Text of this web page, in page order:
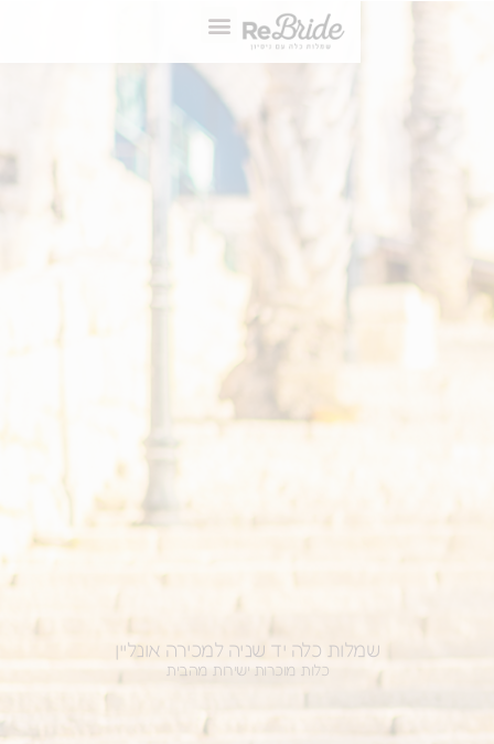
כלה יד שניה למכירה אונליין
כלות מוכרות ישירות מהבית